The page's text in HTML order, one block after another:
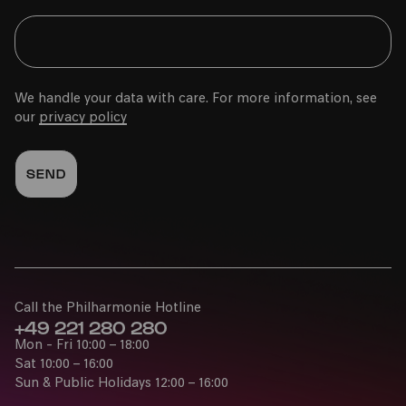
PhilharmonieVeedel Pänz
13.03.2022
11:00
COMEDIA Theater
PhilharmonieVeedel Pänz
We handle your data with care. For more information, see
our privacy policy
Call the Philharmonie Hotline
+49 221 280 280
Mon - Fri 10:00 – 18:00
Sat 10:00 – 16:00
Sun & Public Holidays 12:00 – 16:00